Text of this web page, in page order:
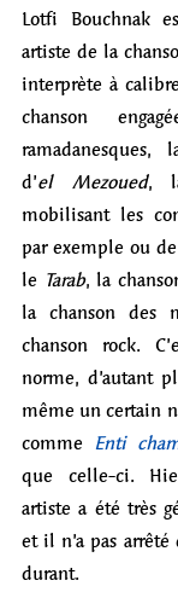
Lotfi Bouchnak
artiste de la
interprète à
chanson
d’el Mezoued,
mobilisant les
par exemple ou
le Tarab, la
la chanson des
chanson rock.
norme, d’autant
même un certain
comme Enti
que celle-ci.
artiste a été très
et il n’a pas
durant.